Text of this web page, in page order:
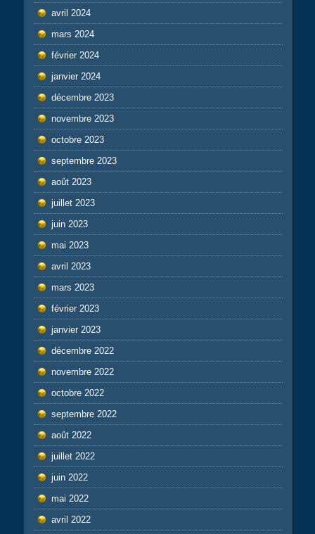
avril 2024
mars 2024
février 2024
janvier 2024
décembre 2023
novembre 2023
octobre 2023
septembre 2023
août 2023
juillet 2023
juin 2023
mai 2023
avril 2023
mars 2023
février 2023
janvier 2023
décembre 2022
novembre 2022
octobre 2022
septembre 2022
août 2022
juillet 2022
juin 2022
mai 2022
avril 2022